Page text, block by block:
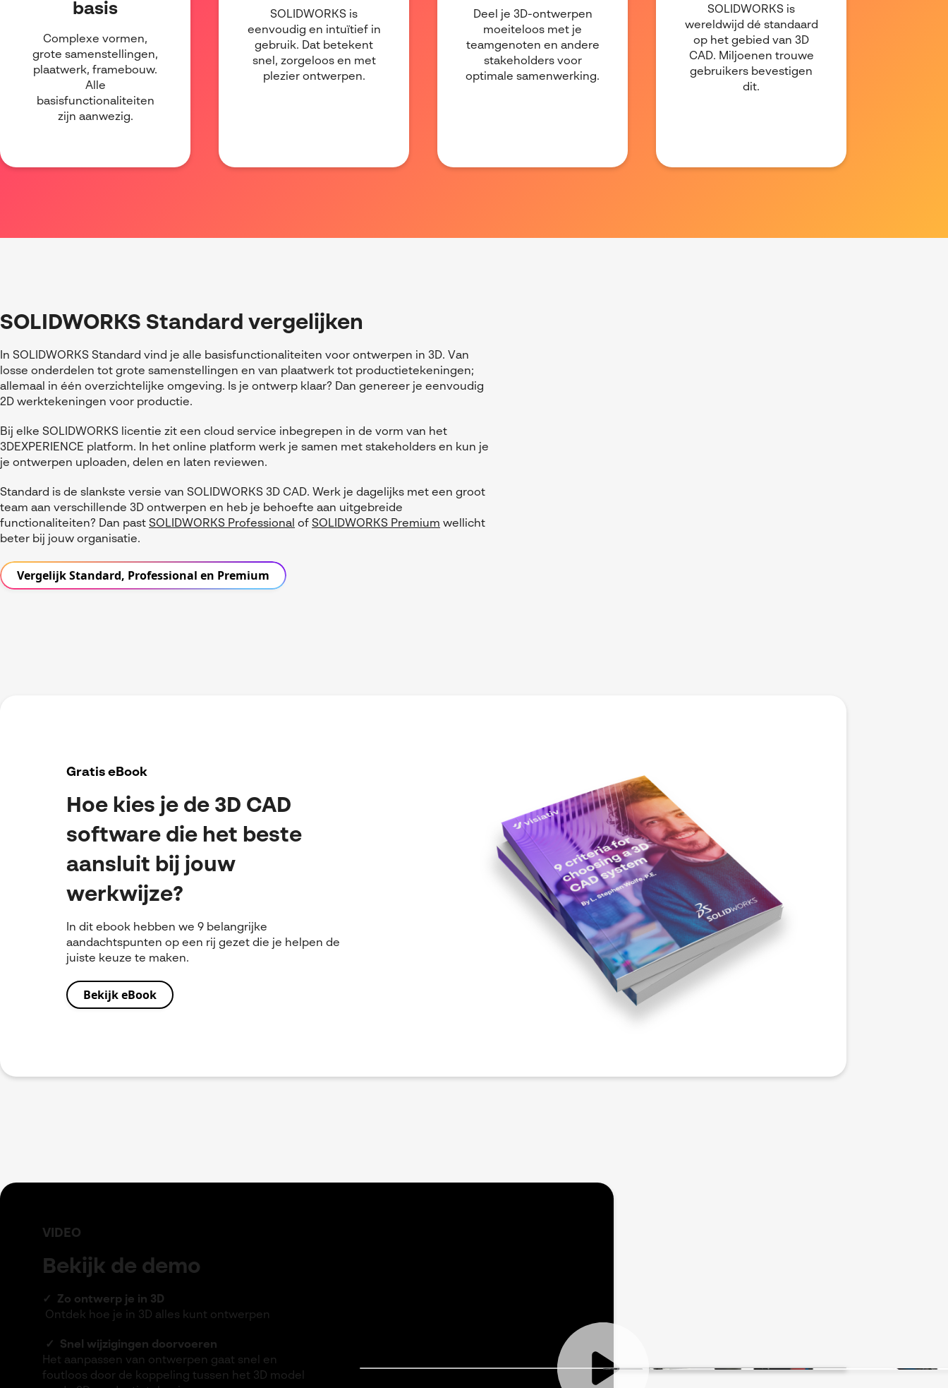
basis
Complexe vormen,
grote samenstellingen,
plaatwerk, framebouw.
Alle
basisfunctionaliteiten
zijn aanwezig.
SOLIDWORKS is
eenvoudig en intuïtief in
gebruik. Dat betekent
snel, zorgeloos en met
plezier ontwerpen.
Deel je 3D-ontwerpen
moeiteloos met je
teamgenoten en andere
stakeholders voor
optimale samenwerking.
SOLIDWORKS is
wereldwijd dé standaard
op het gebied van 3D
CAD. Miljoenen trouwe
gebruikers bevestigen
dit.
SOLIDWORKS Standard vergelijken
In SOLIDWORKS Standard vind je alle basisfunctionaliteiten voor ontwerpen in 3D. Van
losse onderdelen tot grote samenstellingen en van plaatwerk tot productietekeningen;
allemaal in één overzichtelijke omgeving. Is je ontwerp klaar? Dan genereer je eenvoudig
2D werktekeningen voor productie.
Bij elke SOLIDWORKS licentie zit een cloud service inbegrepen in de vorm van het
3DEXPERIENCE platform. In het online platform werk je samen met stakeholders en kun je
je ontwerpen uploaden, delen en laten reviewen.
Standard is de slankste versie van SOLIDWORKS 3D CAD. Werk je dagelijks met een groot
team aan verschillende 3D ontwerpen en heb je behoefte aan uitgebreide
functionaliteiten? Dan past SOLIDWORKS Professional of SOLIDWORKS Premium wellicht
beter bij jouw organisatie.
Vergelijk Standard, Professional en Premium
Gratis eBook
Hoe kies je de 3D CAD
software die het beste
aansluit bij jouw
werkwijze?
In dit ebook hebben we 9 belangrijke
aandachtspunten op een rij gezet die je helpen de
juiste keuze te maken.
Bekijk eBook
VIDEO
Bekijk de demo
✓
Zo ontwerp je in 3D
Ontdek hoe je in 3D alles kunt ontwerpen
✓
Snel wijzigingen doorvoeren
Het aanpassen van ontwerpen gaat snel en
foutloos door de koppeling tussen het 3D model